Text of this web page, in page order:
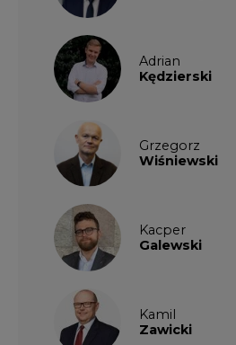
Adrian
Kędzierski
Grzegorz
Wiśniewski
Kacper
Galewski
Kamil
Zawicki